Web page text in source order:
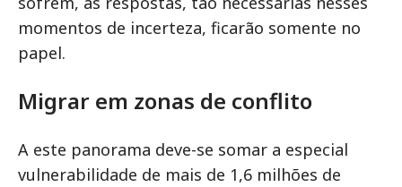
momentos de incerteza, ficarão somente no
papel.
Migrar em zonas de conflito
A este panorama deve-se somar a especial
vulnerabilidade de mais de 1,6 milhões de